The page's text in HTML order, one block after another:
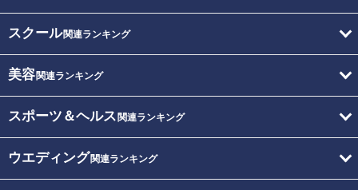
スクール関連ランキング
美容関連ランキング
スポーツ＆ヘルス 関連ランキング
ウエディング関連ランキング